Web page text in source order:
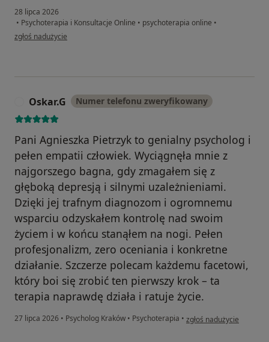
28 lipca 2026
• Psychoterapia i Konsultacje Online • psychoterapia online •
w opinii użytkownika Mateusz
zgłoś nadużycie
Oskar.G Numer telefonu zweryfikowany
Pani Agnieszka Pietrzyk to genialny psycholog i
pełen empatii człowiek. Wyciągnęła mnie z
najgorszego bagna, gdy zmagałem się z
głęboką depresją i silnymi uzależnieniami.
Dzięki jej trafnym diagnozom i ogromnemu
wsparciu odzyskałem kontrolę nad swoim
życiem i w końcu stanąłem na nogi. Pełen
profesjonalizm, zero oceniania i konkretne
działanie. Szczerze polecam każdemu facetowi,
który boi się zrobić ten pierwszy krok – ta
terapia naprawdę działa i ratuje życie.
27 lipca 2026 • Psycholog Kraków • Psychoterapia • w opinii użytkownika
zgłoś nadużycie